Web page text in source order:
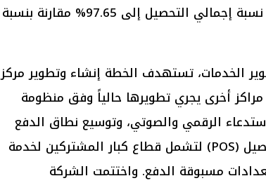
إيراد من مبيعات الطاقة عبر رفع نسبة إجمالي التحصيل إلى 97.65% مقارنة بنسبة
الخدمات، تستهدف الخطة إنشاء وتطوير مركز
خدمة عملاء جديد ليتكامل مع 3 مراكز أخرى يجري تطويرها حالياً وفق منظومة
الرقمي والصوتي، وتوسيع نطاق الدفع
الإلكتروني عبر نشر ماكينات التحصيل (POS) لتشمل قطاع كبار المشتركين لخدمة
مسبوقة الدفع. واختتمت الشركة